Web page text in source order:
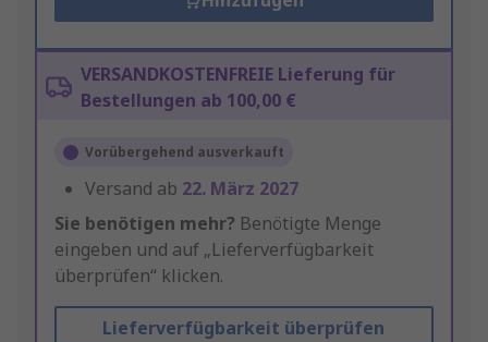
VERSANDKOSTENFREIE Lieferung für
Bestellungen ab 100,00 €
Vorübergehend ausverkauft
Versand ab 22. März 2027
Sie benötigen mehr? Benötigte Menge
eingeben und auf „Lieferverfügbarkeit
überprüfen“ klicken.
Lieferverfügbarkeit überprüfen